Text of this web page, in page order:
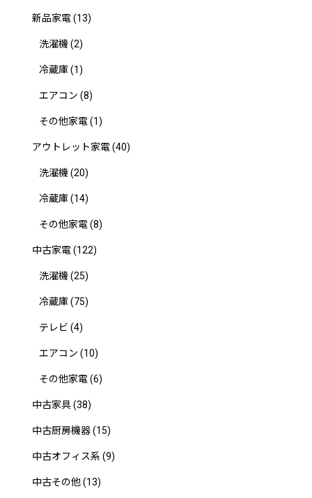
新品家電(13)
洗濯機 (2)
冷蔵庫(1)
エアコン (8)
その他家電(1)
アウトレット家電(40)
洗濯機 (20)
冷蔵庫(14)
その他家電(8)
中古家電(122)
洗濯機 (25)
冷蔵庫(75)
テレビ (4)
エアコン (10)
その他家電(6)
中古家具(38)
中古厨房機器(15)
中古オフィス系 (9)
中古その他(13)